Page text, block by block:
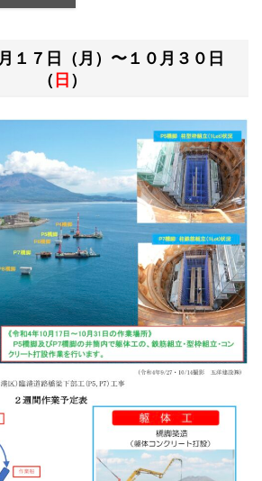
１７日（月）〜１０月３０日
（ 日 ）